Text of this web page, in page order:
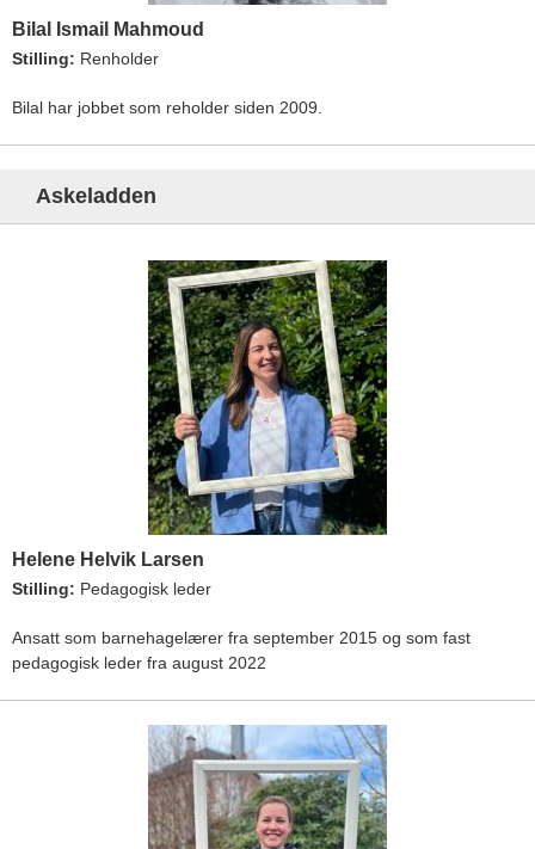
Bilal Ismail Mahmoud
Stilling: Renholder
Bilal har jobbet som reholder siden 2009.
Askeladden
Helene Helvik Larsen
Stilling: Pedagogisk leder
Ansatt som barnehagelærer fra september 2015 og som fast
pedagogisk leder fra august 2022